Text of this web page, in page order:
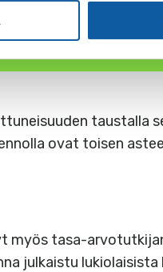
taustalla
ovat toisen
myös tasa-
julkaistu